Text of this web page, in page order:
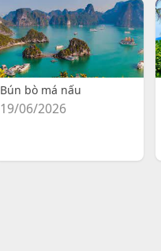
Bún bò má nấu
19/06/2026